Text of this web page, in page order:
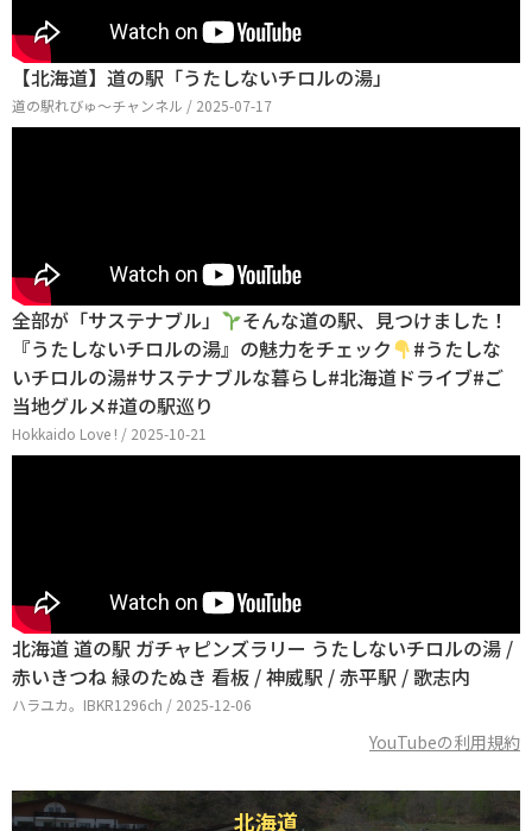
【北海道】道の駅「うたしないチロルの湯」
道の駅れびゅ〜チャンネル / 2025-07-17
全部が「サステナブル」
そんな道の駅、見つけました！
『うたしないチロルの湯』の魅力をチェック
#うたしな
いチロルの湯#サステナブルな暮らし#北海道ドライブ#ご
当地グルメ#道の駅巡り
Hokkaido Love ! / 2025-10-21
北海道 道の駅 ガチャピンズラリー うたしないチロルの湯 /
赤いきつね 緑のたぬき 看板 / 神威駅 / 赤平駅 / 歌志内
ハラユカ。IBKR1296ch / 2025-12-06
YouTubeの利用規約
北海道